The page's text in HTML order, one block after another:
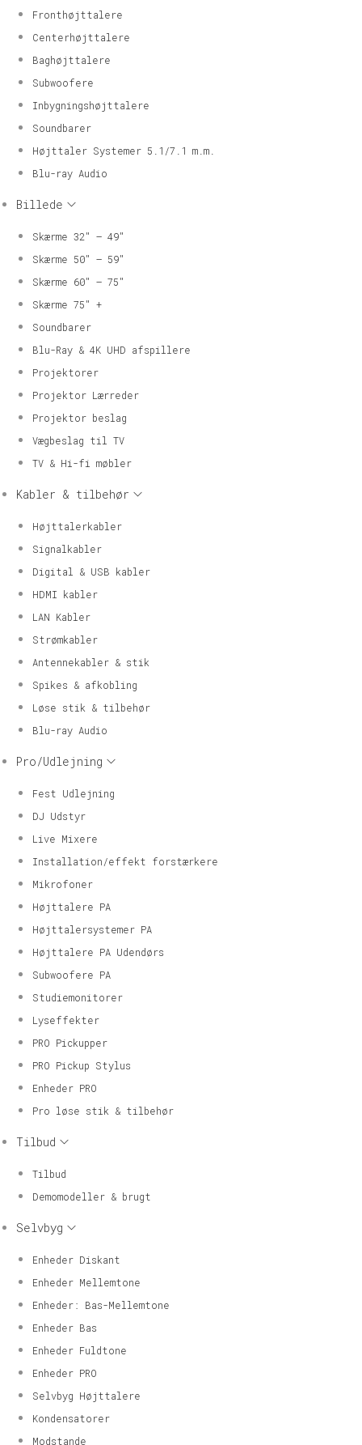
Fronthøjttalere
Centerhøjttalere
Baghøjttalere
Subwoofere
Inbygningshøjttalere
Soundbarer
Højttaler Systemer 5.1/7.1 m.m.
Blu-ray Audio
Billede
Skærme 32″ – 49″
Skærme 50″ – 59″
Skærme 60″ – 75″
Skærme 75″ +
Soundbarer
Blu-Ray & 4K UHD afspillere
Projektorer
Projektor Lærreder
Projektor beslag
Vægbeslag til TV
TV & Hi-fi møbler
Kabler & tilbehør
Højttalerkabler
Signalkabler
Digital & USB kabler
HDMI kabler
LAN Kabler
Strømkabler
Antennekabler & stik
Spikes & afkobling
Løse stik & tilbehør
Blu-ray Audio
Pro/Udlejning
Fest Udlejning
DJ Udstyr
Live Mixere
Installation/effekt forstærkere
Mikrofoner
Højttalere PA
Højttalersystemer PA
Højttalere PA Udendørs
Subwoofere PA
Studiemonitorer
Lyseffekter
PRO Pickupper
PRO Pickup Stylus
Enheder PRO
Pro løse stik & tilbehør
Tilbud
Tilbud
Demomodeller & brugt
Selvbyg
Enheder Diskant
Enheder Mellemtone
Enheder: Bas-Mellemtone
Enheder Bas
Enheder Fuldtone
Enheder PRO
Selvbyg Højttalere
Kondensatorer
Modstande